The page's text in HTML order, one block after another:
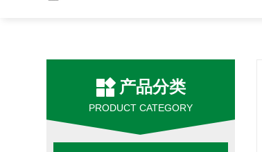
产品分类
PRODUCT CATEGORY